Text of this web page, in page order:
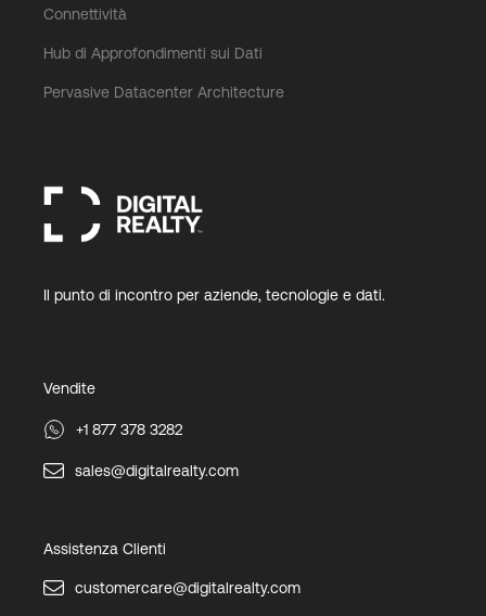
Connettività
Hub di Approfondimenti sui Dati
Pervasive Datacenter Architecture
Il punto di incontro per aziende, tecnologie e dati.
Vendite
+1 877 378 3282
sales@digitalrealty.com
Assistenza Clienti
customercare@digitalrealty.com